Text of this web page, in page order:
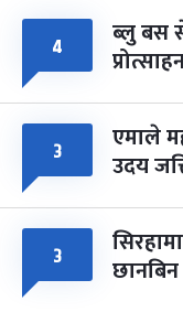
४ ब्लु बस
३ एमाले
उदय
३